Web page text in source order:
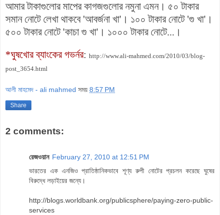
আমার টাকাগুলোর মাপের কাগজগুলোর নমুনা এমন। ৫০ টাকার
সমান নোটে লেখা থাকবে 'আবর্জনা খা'। ১০০ টাকার নোটে 'গু খা'।
৫০০ টাকার নোটে 'কাচা গু খা'। ১০০০ টাকার নোটে...।
*ঘুষখোর ব্যাংকের গভর্নর: http://www.ali-mahmed.com/2010/03/blog-
post_3654.html
আলী মাহমেদ - ali mahmed সময় 8:57 PM
Share
2 comments:
রেজওয়ান February 27, 2010 at 12:51 PM
ভারতের এক এনজিও প্রাতিষ্ঠানিকভাবে শূণ্য রুপী নোটের প্রচলন করেছে ঘুষের
বিরুদ্ধে লড়াইয়ের জন্যে।
http://blogs.worldbank.org/publicsphere/paying-zero-public-
services